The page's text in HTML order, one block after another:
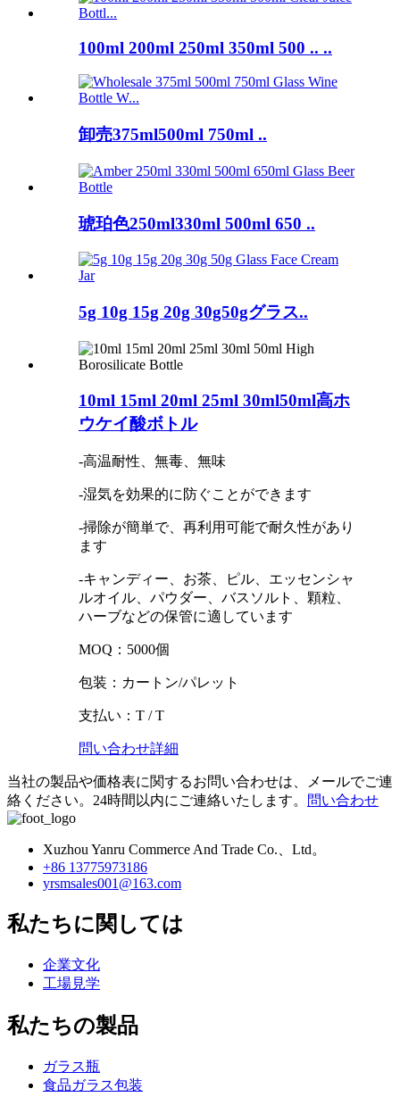
100ml 200ml 250ml 350ml 500 .. ..
卸売375ml500ml 750ml ..
琥珀色250ml330ml 500ml 650 ..
5g 10g 15g 20g 30g50gグラス..
10ml 15ml 20ml 25ml 30ml50ml高ホ
ウケイ酸ボトル
-高温耐性、無毒、無味
-湿気を効果的に防ぐことができます
-掃除が簡単で、再利用可能で耐久性があり
ます
-キャンディー、お茶、ピル、エッセンシャ
ルオイル、パウダー、バスソルト、顆粒、
ハーブなどの保管に適しています
MOQ：5000個
包装：カートン/パレット
支払い：T / T
問い合わせ詳細
当社の製品や価格表に関するお問い合わせは、メールでご連
絡ください。24時間以内にご連絡いたします。
問い合わせ
Xuzhou Yanru Commerce And Trade Co.、Ltd。
+86 13775973186
yrsmsales001@163.com
私たちに関しては
企業文化
工場見学
私たちの製品
ガラス瓶
食品ガラス包装